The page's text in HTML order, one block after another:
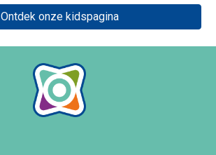
Ontdek onze kidspagina